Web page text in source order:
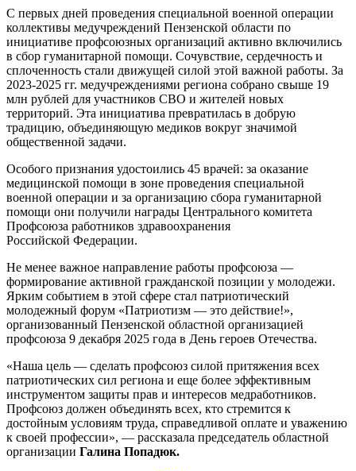
С первых дней проведения специальной военной операции
коллективы медучреждений Пензенской области по
инициативе профсоюзных организаций активно включились
в сбор гуманитарной помощи. Сочувствие, сердечность и
сплоченность стали движущей силой этой важной работы. За
2023-2025 гг. медучреждениями региона собрано свыше 19
млн рублей для участников СВО и жителей новых
территорий. Эта инициатива превратилась в добрую
традицию, объединяющую медиков вокруг значимой
общественной задачи.
Особого признания удостоились 45 врачей: за оказание
медицинской помощи в зоне проведения специальной
военной операции и за организацию сбора гуманитарной
помощи они получили награды Центрального комитета
Профсоюза работников здравоохранения
Российской Федерации.
Не менее важное направление работы профсоюза —
формирование активной гражданской позиции у молодежи.
Ярким событием в этой сфере стал патриотический
молодежный форум «Патриотизм — это действие!»,
организованный Пензенской областной организацией
профсоюза 9 декабря 2025 года в День героев Отечества.
«Наша цель — сделать профсоюз силой притяжения всех
патриотических сил региона и еще более эффективным
инструментом защиты прав и интересов медработников.
Профсоюз должен объединять всех, кто стремится к
достойным условиям труда, справедливой оплате и уважению
к своей профессии», — рассказала председатель областной
организации Галина Попадюк.